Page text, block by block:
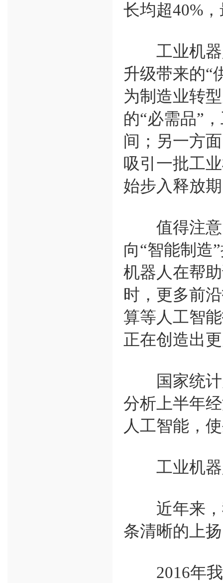
长均超40%
工业机器
升级带来的“
为制造业转
的“必需品”
间；另一方
吸引一批工
始步入释放
值得注意
向“智能制造
机器人在帮
时，更多前
算等人工智
正在创造出
国家统计
分析上半年
人工智能，
工业机器
近年来，
条清晰的上
2016年我